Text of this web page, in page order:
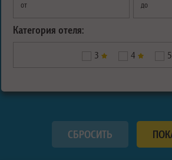
от до
Категория отеля:
3 4 5